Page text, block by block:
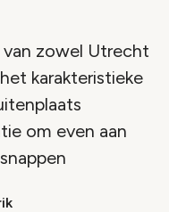
zowel Utrecht
karakteristieke
om even aan